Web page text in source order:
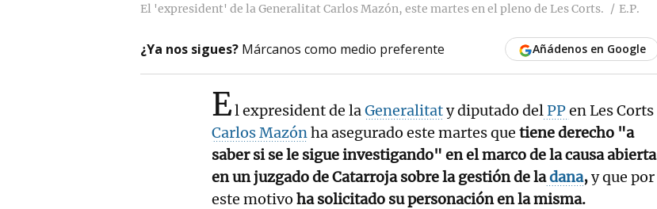
El 'expresident' de la Generalitat Carlos Mazón, este martes en el pleno de Les Corts. E.P.
¿Ya nos sigues? Márcanos como medio preferente Añádenos en Google
El expresident de laGeneralitaty diputado delPPen Les Corts
Carlos Mazónha asegurado este martes que tiene derecho "a
saber si se le sigue investigando" en el marco de la causa abierta
en un juzgado de Catarroja sobre la gestión de ladana,y que por
este motivo ha solicitado su personación en la misma.